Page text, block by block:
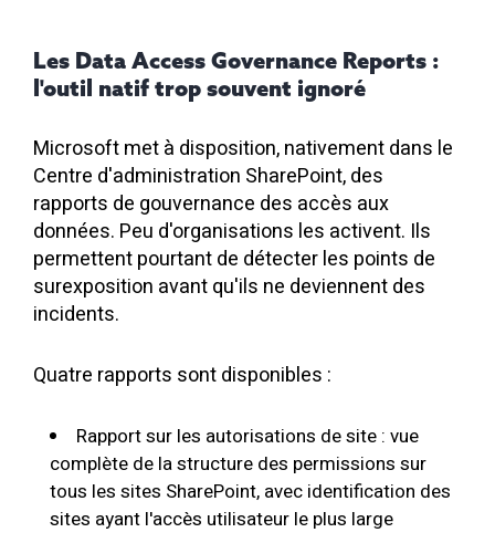
Les Data Access Governance Reports :
l'outil natif trop souvent ignoré
Microsoft met à disposition, nativement dans le
Centre d'administration SharePoint, des
rapports de gouvernance des accès aux
données. Peu d'organisations les activent. Ils
permettent pourtant de détecter les points de
surexposition avant qu'ils ne deviennent des
incidents.
Quatre rapports sont disponibles :
Rapport sur les autorisations de site : vue
complète de la structure des permissions sur
tous les sites SharePoint, avec identification des
sites ayant l'accès utilisateur le plus large